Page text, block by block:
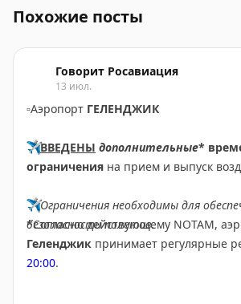
Похожие посты
Говорит Росавиация
13 июл.
▫️Аэропорт ГЕЛЕНДЖИК
✈️ВВЕДЕНЫ дополнительные*
ограничения на прием и выпуск
✈️Ограничения необходимы для
безопасности полетов.
*Согласно действующему NOTAM,
Геленджик принимает регулярные
20:00.